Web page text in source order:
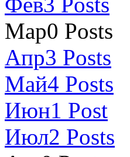
Мар0 Posts
Апр3 Posts
Май4 Posts
Июн1 Post
Июл2 Posts